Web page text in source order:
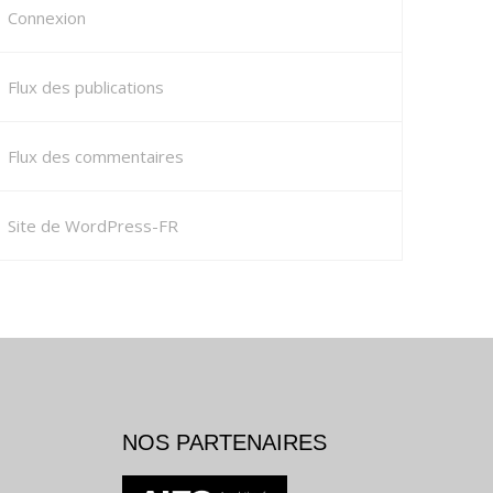
Connexion
Flux des publications
Flux des commentaires
Site de WordPress-FR
NOS PARTENAIRES